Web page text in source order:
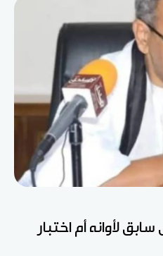
لأوانه أم اختبار